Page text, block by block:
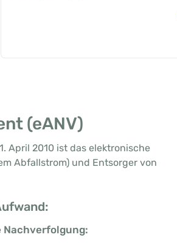
(eANV)
April 2010 ist das elektronische
Abfallstrom) und Entsorger von
Nachverfolgung: